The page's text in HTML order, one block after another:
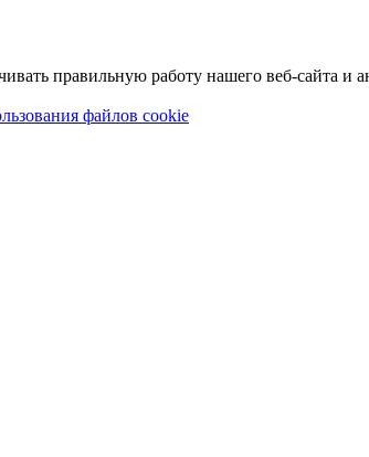
правильную работу нашего веб-сайта и
файлов cookie